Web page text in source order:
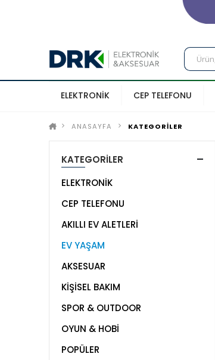
ELEKTRONİK CEP TELEFONU
ANASAYFA KATEGORİLER
KATEGORİLER
ELEKTRONİK
CEP TELEFONU
AKILLI EV ALETLERİ
EV YAŞAM
AKSESUAR
KİŞİSEL BAKIM
SPOR & OUTDOOR
OYUN & HOBİ
POPÜLER